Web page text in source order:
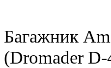
Багажник
(Dromader